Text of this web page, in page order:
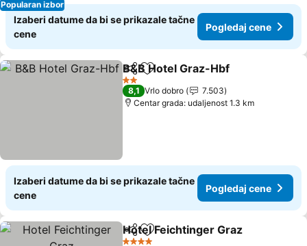
Popularan izbor
Izaberi datume da bi se prikazale tačne
cene
Pogledaj cene
Deli Dodati u favorite
B&B Hotel Graz-Hbf
2 Zvezdice
8,1 Vrlo dobro
7.503
Centar grada: udaljenost 1.3 km
Izaberi datume da bi se prikazale tačne
cene
Pogledaj cene
Deli Dodati u favorite
Hotel Feichtinger Graz